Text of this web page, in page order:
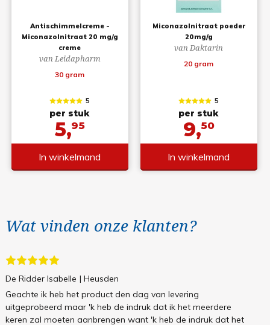
Antischimmelcreme -
Miconazolnitraat 20 mg/g
creme
van Leidapharm
30 gram
5
per stuk
5,95
In winkelmand
Miconazolnitraat poeder
20mg/g
van Daktarin
20 gram
5
per stuk
9,50
In winkelmand
Wat vinden onze klanten?
De Ridder Isabelle | Heusden
Geachte ik heb het product den dag van levering
uitgeprobeerd maar 'k heb de indruk dat ik het meerdere
keren zal moeten aanbrengen want 'k heb de indruk dat het